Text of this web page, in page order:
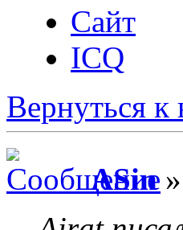
Сайт
ICQ
Вернуться к
ASin»